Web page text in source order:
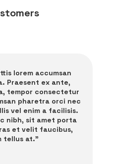
lorem accumsan
Praesent ex ante,
tempor consectetur
pharetra orci nec
vel enim a facilisis.
nibh, sit amet porta
et velit faucibus,
tellus at.”